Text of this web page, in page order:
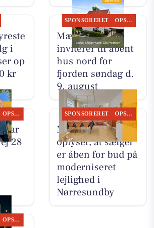
i
op
kr
SPONSORERET OPSLAGSTAVLEN
Mæglerhuset
inviterer til åbent
hus nord for
fjorden søndag d.
9. august
OPSLAGSTAVLEN
har
28
SPONSORERET OPSLAGSTAVLEN
Mæglerhuset
oplyser, at sælger
er åben for bud på
moderniseret
lejlighed i
Nørresundby
OPSLAGSTAVLEN